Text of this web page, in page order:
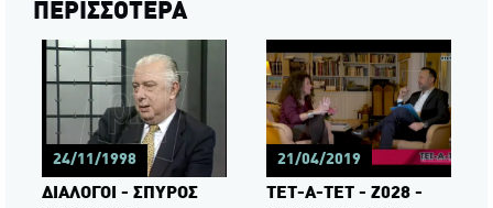
ΠΕΡΙΣΣΟΤΕΡΑ
24/11/1998
ΔΙΑΛΟΓΟΙ - ΣΠΥΡΟΣ
21/04/2019
ΤΕΤ-Α-ΤΕΤ - Ζ028 -